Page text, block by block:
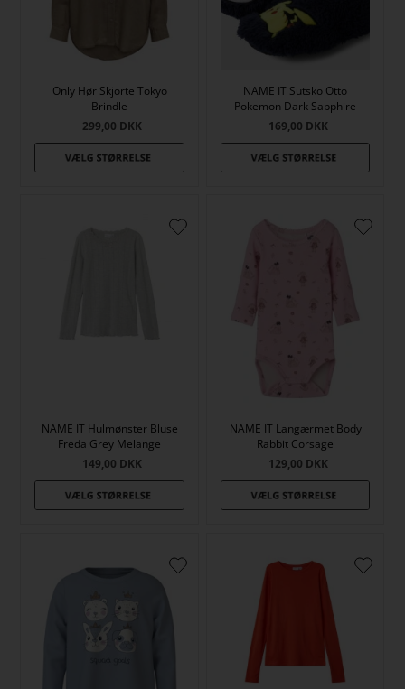
Only Hør Skjorte Tokyo
Brindle
299,00 DKK
NAME IT Sutsko Otto
Pokemon Dark Sapphire
169,00 DKK
NAME IT Hulmønster Bluse
Freda Grey Melange
149,00 DKK
NAME IT Langærmet Body
Rabbit Corsage
129,00 DKK